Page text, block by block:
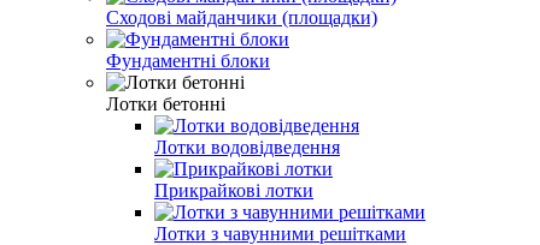
Сходові майданчики (площадки)
Фундаментні блоки
Лотки бетонні
Лотки водовідведення
Прикрайкові лотки
Лотки з чавунними решітками